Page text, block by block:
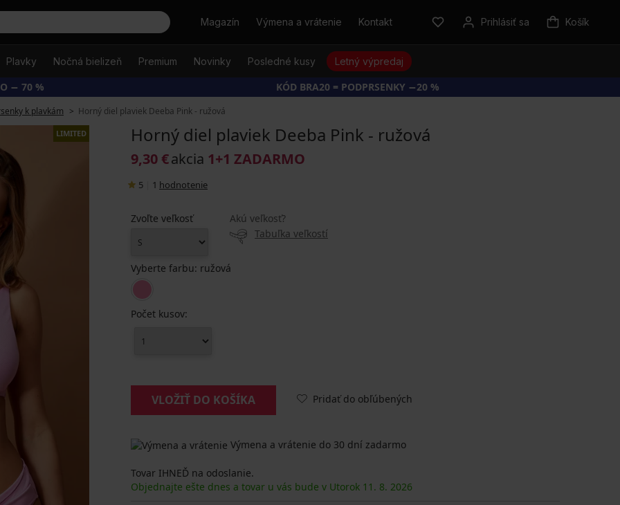
HľadaťMagazín Výmena a vrátenie Kontakt Prihlásiť sa Košík
Plavky Nočná bielizeň Premium Novinky Posledné kusy Letný výpredaj
− 70 % KÓD BRA20 = PODPRSENKY −20 %
k plavkám Horný diel plaviek Deeba Pink - ružová
LIMITED Horný diel plaviek Deeba Pink - ružová
9,30 €akcia 1+1 ZADARMO
5 1 hodnotenie
Zvoľte veľkosť
Akú veľkosť?
Tabuľka veľkostí
Vyberte farbu: ružová
Počet kusov:
VLOŽIŤ DO KOŠÍKA Pridať do obľúbených
Výmena a vrátenie do 30 dní zadarmo
Tovar IHNEĎ na odoslanie.
Objednajte ešte dnes a tovar u vás bude v Utorok 11. 8. 2026